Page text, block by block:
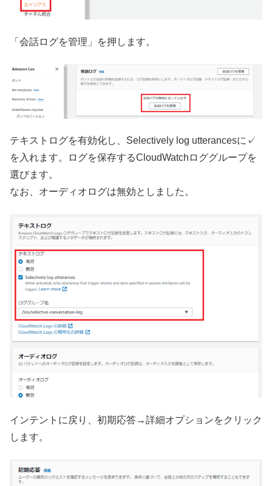
「会話ログを管理」を押します。
テキストログを有効化し、Selectively log utterancesに✓
を入れます。ログを保存するCloudWatchロググループを
選びます。
なお、オーディオログは無効としました。
インテントに戻り、初期応答→詳細オプションをクリック
します。